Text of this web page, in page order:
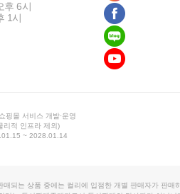
후 6시
1시
핑몰 서비스 개발·운영
리적 인프라 제외)
~ 2028.01.14
매되는 상품 중에는 컬리에 입점한 개별 판매자가 판매